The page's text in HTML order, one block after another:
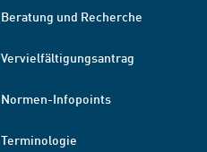
Beratung und Recherche
Vervielfältigungsantrag
Normen-Infopoints
Terminologie